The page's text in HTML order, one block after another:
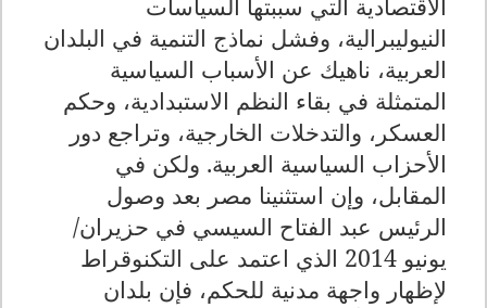
النيوليبرالية، وفشل نماذج التنمية في البلدان
العربية، ناهيك عن الأسباب السياسية
المتمثلة في بقاء النظم الاستبدادية، وحكم
العسكر، والتدخلات الخارجية، وتراجع دور
الأحزاب السياسية العربية. ولكن في
المقابل، وإن استثنينا مصر بعد وصول
الرئيس عبد الفتاح السيسي في حزيران/
يونيو 2014 الذي اعتمد على التكنوقراط
لإظهار واجهة مدنية للحكم، فإن بلدان